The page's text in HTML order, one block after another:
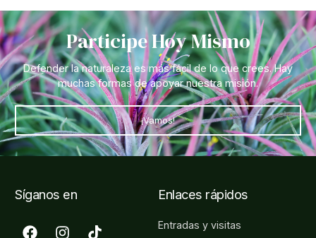
Participe Hoy Mismo
Defender la naturaleza es más fácil de lo que crees. Hay
muchas formas de apoyar nuestra misión.
¡Vamos!
Síganos en Enlaces rápidos
Entradas y visitas